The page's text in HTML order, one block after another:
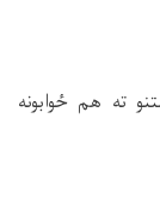
ته هم ځوابونه